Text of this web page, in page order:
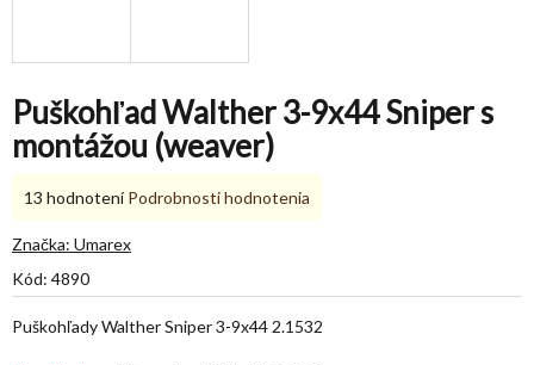
Puškohľad Walther 3-9x44 Sniper s
montážou (weaver)
Kód: 4890
Puškohľady Walther Sniper 3-9x44 2.1532
Priemerné
produktu
4,8
5
13 hodnotení Podrobnosti hodnotenia
Značka: Umarex